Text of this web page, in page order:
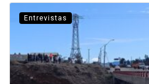
Entrevistas